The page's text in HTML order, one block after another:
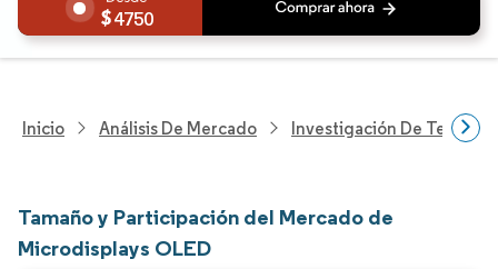
4750
Inicio Análisis De Mercado Investigación De
Tamaño y Participación del Mercado de
Microdisplays OLED